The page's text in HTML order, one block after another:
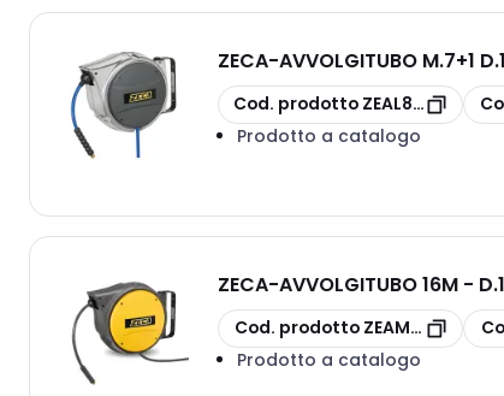
ZECA-AVVOLGITUBO M.7+1
copia
Cod. prodotto ZEAL81/10
Prodotto a catalogo
ZECA-AVVOLGITUBO 16M -
copia
Cod. prodotto ZEAM85/10 4AU
Prodotto a catalogo